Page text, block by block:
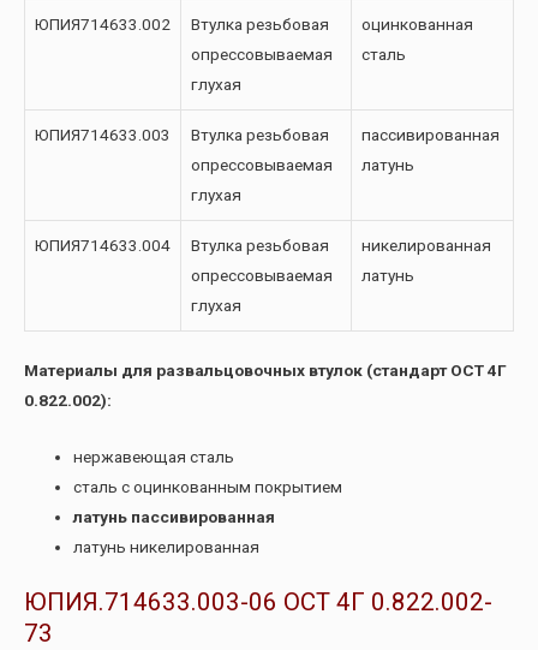
ЮПИЯ714633.002
Втулка резьбовая
опрессовываемая
глухая
оцинкованная
сталь
ЮПИЯ714633.003
Втулка резьбовая
опрессовываемая
глухая
пассивированная
латунь
ЮПИЯ714633.004
Втулка резьбовая
опрессовываемая
глухая
никелированная
латунь
Материалы для развальцовочных втулок (стандарт ОСТ 4Г
0.822.002):
нержавеющая сталь
сталь с оцинкованным покрытием
латунь пассивированная
латунь никелированная
ЮПИЯ.714633.003-06 ОСТ 4Г 0.822.002-
73